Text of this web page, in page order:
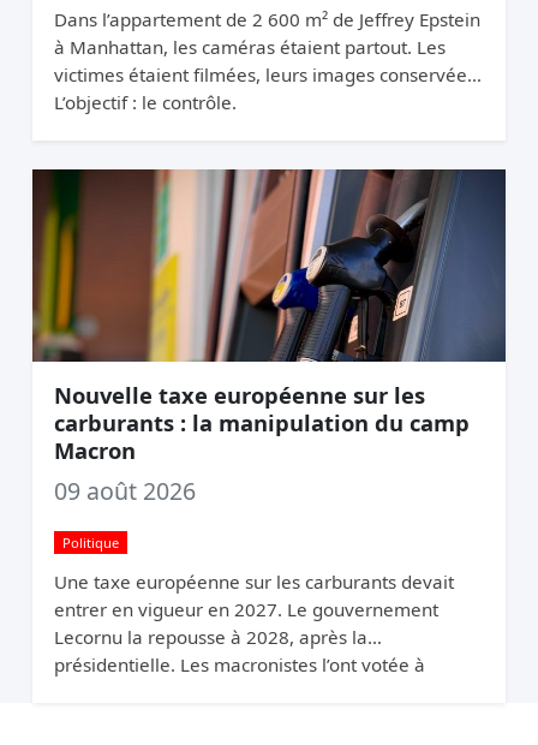
Dans l’appartement de 2 600 m² de Jeffrey Epstein
à Manhattan, les caméras étaient partout. Les
victimes étaient filmées, leurs images conservées.
L’objectif : le contrôle.
Nouvelle taxe européenne sur les
carburants : la manipulation du camp
Macron
09 août 2026
Politique
Une taxe européenne sur les carburants devait
entrer en vigueur en 2027. Le gouvernement
Lecornu la repousse à 2028, après la
présidentielle. Les macronistes l’ont votée à